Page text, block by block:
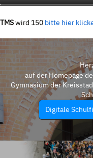
TMSwird 150 bitte hier
auf der Homepage
Gymnasium der
Digitale